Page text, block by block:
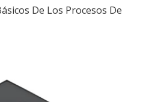
De Los Procesos De